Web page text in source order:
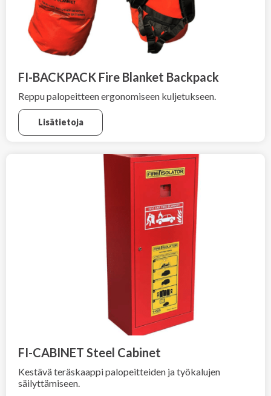
FI-BACKPACK Fire Blanket Backpack
Reppu palopeitteen ergonomiseen kuljetukseen.
Lisätietoja
FI-CABINET Steel Cabinet
Kestävä teräskaappi palopeitteiden ja työkalujen
säilyttämiseen.